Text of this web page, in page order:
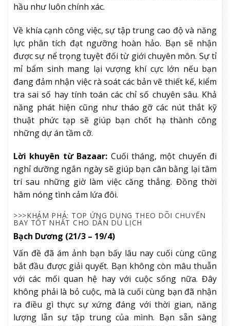
hầu như luôn chính xác.
Về khía cạnh công việc, sự tập trung cao độ và năng
lực phân tích đạt ngưỡng hoàn hảo. Bạn sẽ nhận
được sự nể trọng tuyệt đối từ giới chuyên môn. Sự tỉ
mỉ bẩm sinh mang lại vượng khí cực lớn nếu bạn
đang đảm nhận việc rà soát các bản vẽ thiết kế, kiểm
tra sai số hay tính toán các chỉ số chuyên sâu. Khả
năng phát hiện cũng như tháo gỡ các nút thắt kỹ
thuật phức tạp sẽ giúp bạn chốt hạ thành công
những dự án tầm cỡ.
Lời khuyên từ Bazaar: Cuối tháng, một chuyến đi
nghỉ dưỡng ngắn ngày sẽ giúp bạn cân bằng lại tâm
trí sau những giờ làm việc căng thẳng. Đồng thời
hâm nóng tình cảm lứa đôi.
>>>KHÁM PHÁ: TOP ỨNG DỤNG THEO DÕI CHUYẾN
BAY TỐT NHẤT CHO DÂN DU LỊCH
Bạch Dương (21/3 – 19/4)
Vấn đề đã ám ảnh bạn bấy lâu nay cuối cùng cũng
bắt đầu được giải quyết. Bạn không còn mâu thuẫn
với các mối quan hệ hay với cuộc sống nữa. Đây
không phải là bỏ cuộc, mà là cuối cùng bạn đã nhận
ra điều gì thực sự xứng đáng với thời gian, năng
lượng lẫn sự tập trung của mình. Bạn sẵn sàng